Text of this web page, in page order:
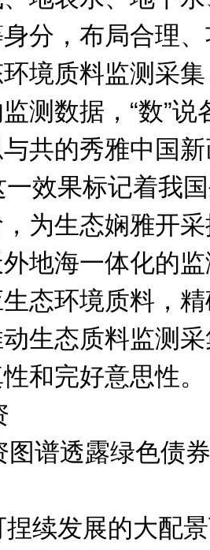
分，布局合理
境质料监测采
测数据，“数”
共的秀雅中国
一效果标记着我
，为生态娴雅开
地海一体化的
态环境质料，
生态质料监测
和完好意思性。
图谱透露绿色债
续发展的大配